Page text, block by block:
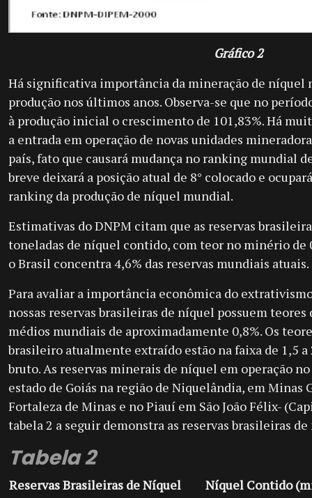
Gráfico 2
Há significativa importância da mineração de níquel
produção nos últimos anos. Observa-se que no
à produção inicial o crescimento de 101,83%. Há
a entrada em operação de novas unidades
país, fato que causará mudança no ranking mundial
breve deixará a posição atual de 8° colocado e
ranking da produção de níquel mundial.
Estimativas do DNPM citam que as reservas
toneladas de níquel contido, com teor no minério de
o Brasil concentra 4,6% das reservas mundiais atuais.
Para avaliar a importância econômica do
nossas reservas brasileiras de níquel possuem
médios mundiais de aproximadamente 0,8%. Os
brasileiro atualmente extraído estão na faixa de 1,5
bruto. As reservas minerais de níquel em operação
estado de Goiás na região de Niquelândia, em Minas
Fortaleza de Minas e no Piauí em São João Félix-
tabela 2 a seguir demonstra as reservas brasileiras
Tabela 2
Reservas Brasileiras de Níquel
Níquel Contido